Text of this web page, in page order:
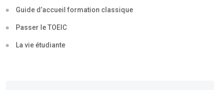
Guide d’accueil formation classique
Passer le TOEIC
La vie étudiante